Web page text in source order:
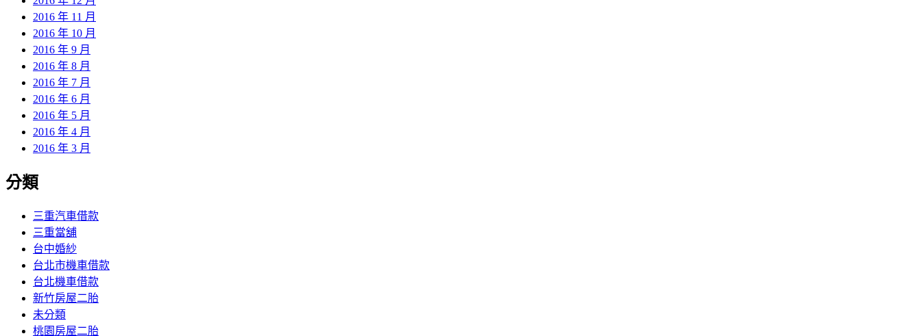
2016 年 11 月
2016 年 10 月
2016 年 9 月
2016 年 8 月
2016 年 7 月
2016 年 6 月
2016 年 5 月
2016 年 4 月
2016 年 3 月
分類
三重汽車借款
三重當舖
台中婚紗
台北市機車借款
台北機車借款
新竹房屋二胎
未分類
桃園房屋二胎